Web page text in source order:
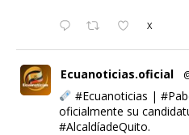
X
Ecuanoticias.oficial
#Ecuanoticias |
oficialmente su
#AlcaldíadeQuito.